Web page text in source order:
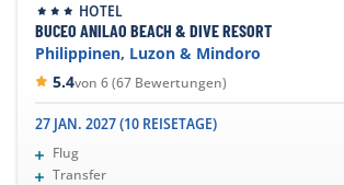
HOTEL
BUCEO ANILAO BEACH & DIVE RESORT
Philippinen, Luzon & Mindoro
5.4von 6 (67 Bewertungen)
27 JAN. 2027 (10 REISETAGE)
Flug
Transfer